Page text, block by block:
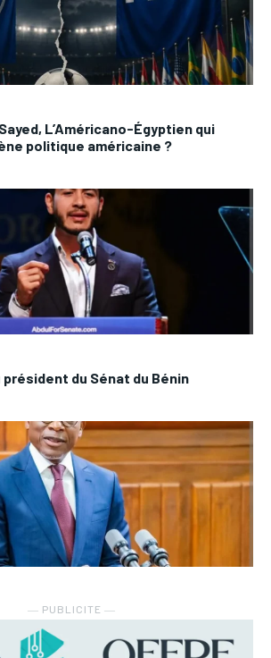
L’Américano-Égyptien qui
politique américaine ?
du Sénat du Bénin
― PUBLICITE ―